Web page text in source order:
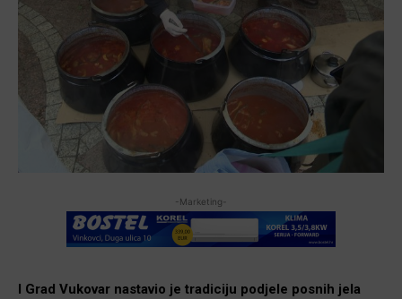
-Marketing-
I Grad Vukovar nastavio je tradiciju podjele posnih jela